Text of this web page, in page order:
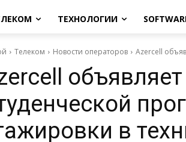
ТЕХНОЛОГИИ
Телеком Новости операторов Azercell
объявляет
в